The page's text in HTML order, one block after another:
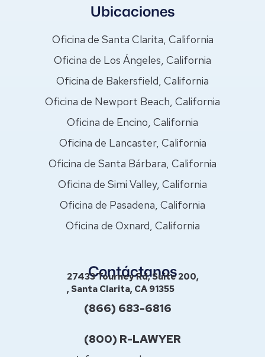
Ubicaciones
Oficina de Santa Clarita, California
Oficina de Los Ángeles, California
Oficina de Bakersfield, California
Oficina de Newport Beach, California
Oficina de Encino, California
Oficina de Lancaster, California
Oficina de Santa Bárbara, California
Oficina de Simi Valley, California
Oficina de Pasadena, California
Oficina de Oxnard, California
Contáctanos
27433 Tourney Rd, Suite 200,
, Santa Clarita, CA 91355
(866) 683-6816
(800) R-LAWYER